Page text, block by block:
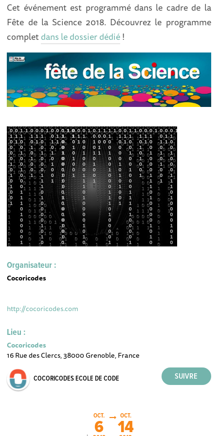
Cet événement est programmé dans le cadre de la
Fête de la Science 2018. Découvrez le programme
completdans le dossier dédié!
Organisateur :
Cocoricodes
http://cocoricodes.com
Lieu :
Cocoricodes
16 Rue des Clercs, 38000 Grenoble, France
COCORICODES ECOLE DE CODE
OCT.
6
OCT.
14